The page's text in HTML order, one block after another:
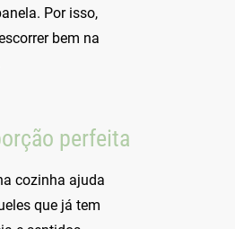
Por isso,
bem na
perfeita
cozinha ajuda
que já tem